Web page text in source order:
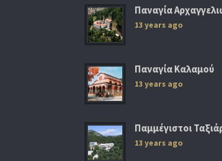
Παναγία
13 years ago
Παναγία Καλαμού
13 years ago
Παμμέγιστοι
13 years ago